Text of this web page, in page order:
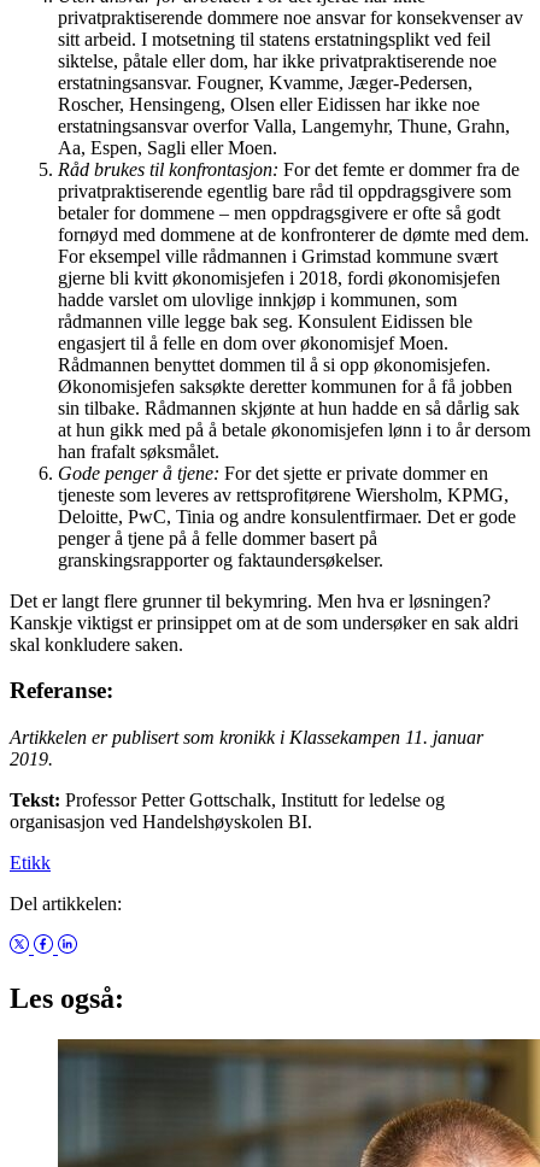
privatpraktiserende dommere noe ansvar for konsekvenser av
sitt arbeid. I motsetning til statens erstatningsplikt ved feil
siktelse, påtale eller dom, har ikke privatpraktiserende noe
erstatningsansvar. Fougner, Kvamme, Jæger-Pedersen,
Roscher, Hensingeng, Olsen eller Eidissen har ikke noe
erstatningsansvar overfor Valla, Langemyhr, Thune, Grahn,
Aa, Espen, Sagli eller Moen.
Råd brukes til konfrontasjon: For det femte er dommer fra de
privatpraktiserende egentlig bare råd til oppdragsgivere som
betaler for dommene – men oppdragsgivere er ofte så godt
fornøyd med dommene at de konfronterer de dømte med dem.
For eksempel ville rådmannen i Grimstad kommune svært
gjerne bli kvitt økonomisjefen i 2018, fordi økonomisjefen
hadde varslet om ulovlige innkjøp i kommunen, som
rådmannen ville legge bak seg. Konsulent Eidissen ble
engasjert til å felle en dom over økonomisjef Moen.
Rådmannen benyttet dommen til å si opp økonomisjefen.
Økonomisjefen saksøkte deretter kommunen for å få jobben
sin tilbake. Rådmannen skjønte at hun hadde en så dårlig sak
at hun gikk med på å betale økonomisjefen lønn i to år dersom
han frafalt søksmålet.
Gode penger å tjene: For det sjette er private dommer en
tjeneste som leveres av rettsprofitørene Wiersholm, KPMG,
Deloitte, PwC, Tinia og andre konsulentfirmaer. Det er gode
penger å tjene på å felle dommer basert på
granskingsrapporter og faktaundersøkelser.
Det er langt flere grunner til bekymring. Men hva er løsningen?
Kanskje viktigst er prinsippet om at de som undersøker en sak aldri
skal konkludere saken.
Referanse:
Artikkelen er publisert som kronikk i Klassekampen 11. januar
2019.
Tekst: Professor Petter Gottschalk, Institutt for ledelse og
organisasjon ved Handelshøyskolen BI.
Etikk
Del artikkelen:
Les også: